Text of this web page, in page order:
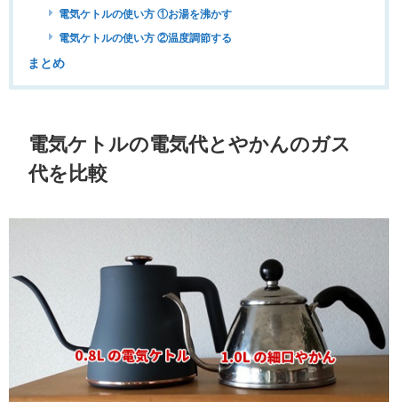
電気ケトルの使い方 ①お湯を沸かす
電気ケトルの使い方 ②温度調節する
まとめ
電気ケトルの電気代とやかんのガス
代を比較